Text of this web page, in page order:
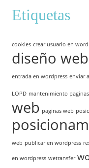
Etiquetas
cookies crear usuario en
diseño web
entrada en wordpress enviar
LOPD mantenimiento
web paginas web
web publicar en wordpress
en wordpress wetransfer